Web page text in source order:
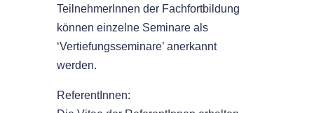
TeilnehmerInnen der Fachfortbildung
können einzelne Seminare als
‘Vertiefungsseminare’ anerkannt
werden.
ReferentInnen: